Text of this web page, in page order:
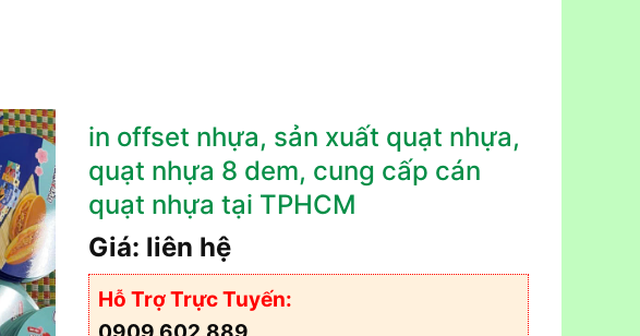
in offset nhựa, sản xuất quạt nhựa,
quạt nhựa 8 dem, cung cấp cán
quạt nhựa tại TPHCM
Giá: liên hệ
Hỗ Trợ Trực Tuyến: